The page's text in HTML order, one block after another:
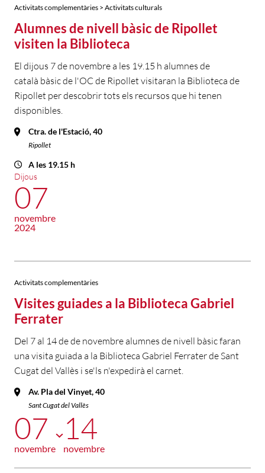
Activitats complementàries > Activitats culturals
Alumnes de nivell bàsic de Ripollet
visiten la Biblioteca
El dijous 7 de novembre a les 19.15 h alumnes de
català bàsic de l'OC de Ripollet visitaran la Biblioteca de
Ripollet per descobrir tots els recursos que hi tenen
disponibles.
Ctra. de l'Estació, 40
Ripollet
A les 19.15 h
Dijous
07
novembre
2024
Activitats complementàries
Visites guiades a la Biblioteca Gabriel
Ferrater
Del 7 al 14 de de novembre alumnes de nivell bàsic faran
una visita guiada a la Biblioteca Gabriel Ferrater de Sant
Cugat del Vallès i se'ls n'expedirà el carnet.
Av. Pla del Vinyet, 40
Sant Cugat del Vallès
07
novembre
14
novembre